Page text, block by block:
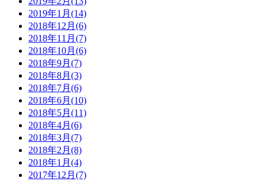
2019年1月(14)
2018年12月(6)
2018年11月(7)
2018年10月(6)
2018年9月(7)
2018年8月(3)
2018年7月(6)
2018年6月(10)
2018年5月(11)
2018年4月(6)
2018年3月(7)
2018年2月(8)
2018年1月(4)
2017年12月(7)